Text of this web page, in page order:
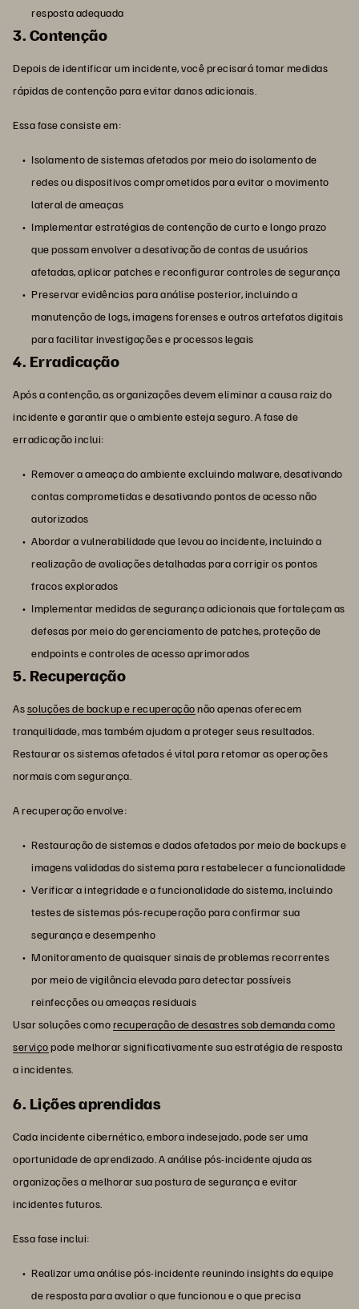
resposta adequada
3. Contenção
Depois de identificar um incidente, você precisará tomar medidas
rápidas de contenção para evitar danos adicionais.
Essa fase consiste em:
Isolamento de sistemas afetados por meio do isolamento de
redes ou dispositivos comprometidos para evitar o movimento
lateral de ameaças
Implementar estratégias de contenção de curto e longo prazo
que possam envolver a desativação de contas de usuários
afetadas, aplicar patches e reconfigurar controles de segurança
Preservar evidências para análise posterior, incluindo a
manutenção de logs, imagens forenses e outros artefatos digitais
para facilitar investigações e processos legais
4. Erradicação
Após a contenção, as organizações devem eliminar a causa raiz do
incidente e garantir que o ambiente esteja seguro. A fase de
erradicação inclui:
Remover a ameaça do ambiente excluindo malware, desativando
contas comprometidas e desativando pontos de acesso não
autorizados
Abordar a vulnerabilidade que levou ao incidente, incluindo a
realização de avaliações detalhadas para corrigir os pontos
fracos explorados
Implementar medidas de segurança adicionais que fortaleçam as
defesas por meio do gerenciamento de patches, proteção de
endpoints e controles de acesso aprimorados
5. Recuperação
Assoluções de backup e recuperaçãonão apenas oferecem
tranquilidade, mas também ajudam a proteger seus resultados.
Restaurar os sistemas afetados é vital para retomar as operações
normais com segurança.
A recuperação envolve:
Restauração de sistemas e dados afetados por meio de backups e
imagens validadas do sistema para restabelecer a funcionalidade
Verificar a integridade e a funcionalidade do sistema, incluindo
testes de sistemas pós-recuperação para confirmar sua
segurança e desempenho
Monitoramento de quaisquer sinais de problemas recorrentes
por meio de vigilância elevada para detectar possíveis
reinfecções ou ameaças residuais
Usar soluções comorecuperação de desastres sob demanda como
serviçopode melhorar significativamente sua estratégia de resposta
a incidentes.
6. Lições aprendidas
Cada incidente cibernético, embora indesejado, pode ser uma
oportunidade de aprendizado. A análise pós-incidente ajuda as
organizações a melhorar sua postura de segurança e evitar
incidentes futuros.
Essa fase inclui:
Realizar uma análise pós-incidente reunindo insights da equipe
de resposta para avaliar o que funcionou e o que precisa